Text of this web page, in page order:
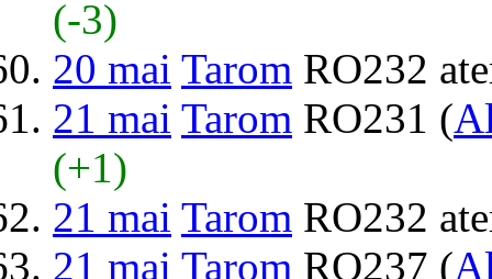
(-3)
20 mai Tarom RO232
21 mai Tarom RO231 (
(+1)
21 mai Tarom RO232
21 mai Tarom RO237 (